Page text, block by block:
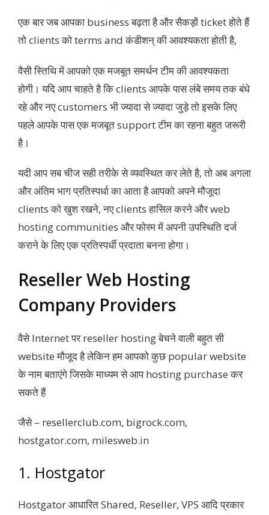
एक बार जब आपका business बढ़ता है और सैकड़ों ticket होते हैं
तो clients को terms and कंडीशन् की आवश्यकता होती है,
वैसी स्तिथि में आपको एक मजबूत समर्थन टीम की आवश्यकता
होगी। यदि आप चाहते है कि clients आपके पास लंबे समय तक बंधे
रहे और नए customers भी ज्यादा से ज्यादा जुड़े तो इसके लिए
पहले आपके पास एक मजबूत support टीम का रहना बहुत जरूरी
है।
यदी आप सब चीज सही तरीके से व्यवस्थित कर लेते है, तो अब अगला
और अंतिम भाग प्रतिस्पर्धा का आता है आपको अपने मौजूदा
clients को खुश रखने, नए clients हासिल करने और web
hosting communities और फोरम में अपनी उपस्थिति दर्ज
कराने के लिए एक प्रतिस्पर्धी प्रदाता बनना होगा।
Reseller Web Hosting
Company Providers
वैसे Internet पर reseller hosting बेचने वाली बहुत सी
website मौजूद है लेकिन हम आपको कुछ popular website
के नाम बताएंगे जिसके माध्यम से आप hosting purchase कर
सकते हैं
जैसे – resellerclub.com, bigrock.com,
hostgator.com, milesweb.in
1. Hostgator
Hostgator आधारित Shared, Reseller, VPS आदि प्रकार